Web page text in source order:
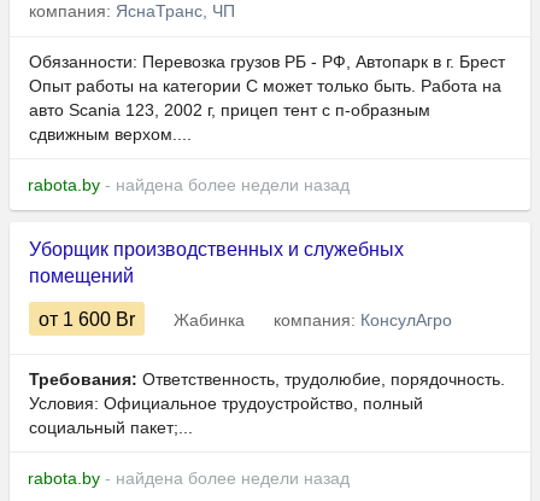
компания: ЯснаТранс, ЧП
Обязанности: Перевозка грузов РБ - РФ, Автопарк в г. Брест
Опыт работы на категории C может только быть. Работа на
авто Scania 123, 2002 г, прицеп тент с п-образным
сдвижным верхом....
rabota.by - найдена более недели назад
Уборщик производственных и служебных
помещений
от 1 600 Br Жабинка компания: КонсулАгро
Требования: Ответственность, трудолюбие, порядочность.
Условия: Официальное трудоустройство, полный
социальный пакет;...
rabota.by - найдена более недели назад